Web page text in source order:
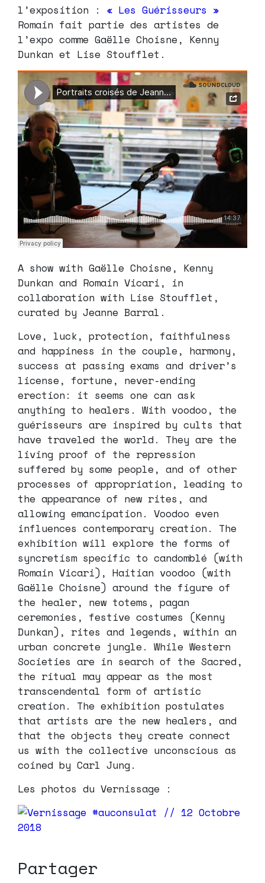
l’exposition : « Les Guérisseurs »
Romain fait partie des artistes de
l’expo comme Gaëlle Choisne, Kenny
Dunkan et Lise Stoufflet.
A show with Gaëlle Choisne, Kenny
Dunkan and Romain Vicari, in
collaboration with Lise Stoufflet,
curated by Jeanne Barral.
Love, luck, protection, faithfulness
and happiness in the couple, harmony,
success at passing exams and driver’s
license, fortune, never-ending
erection: it seems one can ask
anything to healers. With voodoo, the
guérisseurs are inspired by cults that
have traveled the world. They are the
living proof of the repression
suffered by some people, and of other
processes of appropriation, leading to
the appearance of new rites, and
allowing emancipation. Voodoo even
influences contemporary creation. The
exhibition will explore the forms of
syncretism specific to candomblé (with
Romain Vicari), Haitian voodoo (with
Gaëlle Choisne) around the figure of
the healer, new totems, pagan
ceremonies, festive costumes (Kenny
Dunkan), rites and legends, within an
urban concrete jungle. While Western
Societies are in search of the Sacred,
the ritual may appear as the most
transcendental form of artistic
creation. The exhibition postulates
that artists are the new healers, and
that the objects they create connect
us with the collective unconscious as
coined by Carl Jung.
Les photos du Vernissage :
Partager